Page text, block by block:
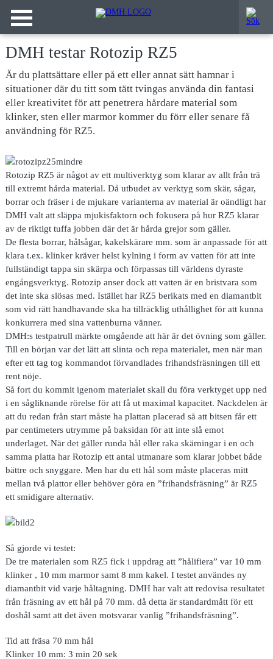
DMH testar Rotozip RZ5
Är du plattsättare eller på ett eller annat sätt hamnar i
situationer där du titt som tätt tvingas använda din fantasi
eller kreativitet för att penetrera hårdare material som
klinker, sten eller marmor kommer du förr eller senare få
användning för RZ5.
Rotozip RZ5 är något av ett multiverktyg som klarar av allt från trä
till extremt hårda material. Då utbudet av verktyg som skär, sågar,
borrar och fräser i de mjukare varianterna av material är oändligt har
DMH valt att släppa mjukisfaktorn och fokusera på hur RZ5 klarar
av de riktigt tuffa jobben där det är hårda grejor som gäller.
De flesta borrar, hålsågar, kakelskärare mm. som är anpassade för att
klara t.ex. klinker kräver helst kylning i form av vatten för att inte
fullständigt tappa sin skärpa och förpassas till världens dyraste
engångsverktyg. Rotozip anser dock att vatten är en bristvara som
det inte ska slösas med. Istället har RZ5 berikats med en diamantbit
som vid rätt handhavande ska ha tillräcklig uthållighet för att kunna
konkurrera med sina vattenburna vänner.
DMH:s testpatrull märkte omgående att här är det övning som gäller.
Till en början var det lätt att slinta och repa materialet, men när man
efter ett tag tog kommandot förvandlades frihandsfräsningen till ett
rent nöje.
Så fort du kommit igenom materialet skall du föra verktyget upp ned
i en sågliknande rörelse för att få ut maximal kapacitet. Nackdelen är
att du redan från start måste ha plattan placerad så att bitsen får ett
par centimeters utrymme på baksidan för att inte slå emot
underlaget. När det gäller runda hål eller raka skärningar i en och
samma platta har Rotozip ett antal utmanare som klarar jobbet både
bättre och snyggare. Men har du ett hål som måste placeras mitt
mellan två plattor eller behöver göra en ”frihandsfräsning” är RZ5
ett smidigare alternativ.
Så gjorde vi testet:
De tre materialen som RZ5 fick i uppdrag att ”hålifiera” var 10 mm
klinker , 10 mm marmor samt 8 mm kakel. I testet användes ny
diamantbit vid varje håltagning. DMH har valt att redovisa resultatet
från fräsning av ett hål på 70 mm. då detta är standardmått för ett
doshål samt att det även motsvarar vanlig ”frihandsfräsning”.
Tid att fräsa 70 mm hål
Klinker 10 mm: 3 min 20 sek